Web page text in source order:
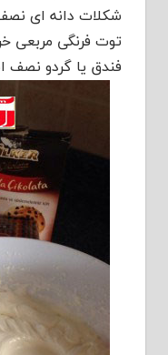
شکلات دانه ای
توت فرنگی مربعی خرد
فندق یا گردو نصف